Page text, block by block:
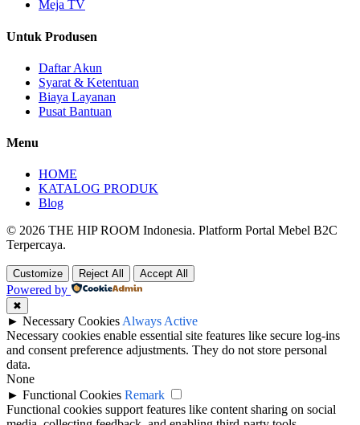
Meja TV
Untuk Produsen
Daftar Akun
Syarat & Ketentuan
Biaya Layanan
Pusat Bantuan
Menu
HOME
KATALOG PRODUK
Blog
© 2026 THE HIP ROOM Indonesia. Platform Portal Mebel B2C
Terpercaya.
Customize Reject All Accept All
Powered by
✖
► Necessary Cookies Always Active
Necessary cookies enable essential site features like secure log-ins
and consent preference adjustments. They do not store personal
data.
None
► Functional Cookies Remark
Functional cookies support features like content sharing on social